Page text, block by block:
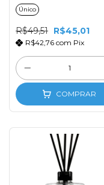
500ml com Tampa e
Varetas de Fibra
Único
R$49,51 R$45,01
R$42,76 com Pix
COMPRAR